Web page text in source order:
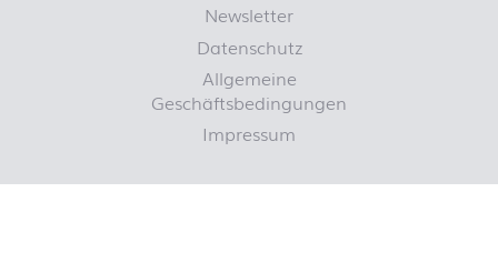
Newsletter
Datenschutz
Allgemeine
Geschäftsbedingungen
Impressum